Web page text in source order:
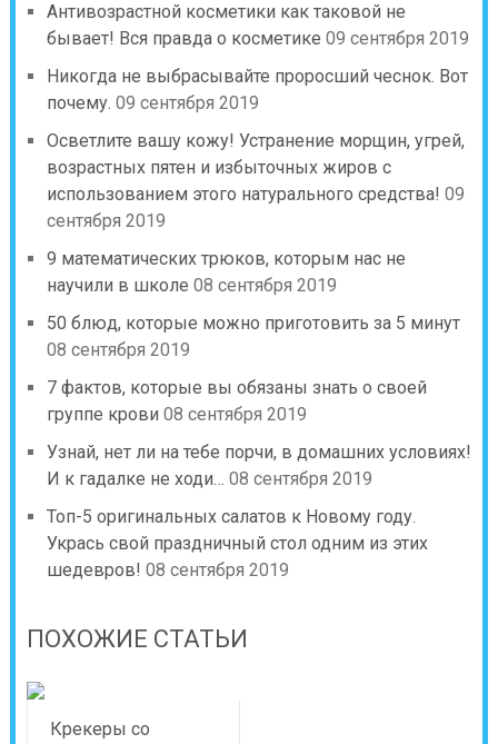
Антивозрастной косметики как таковой не
бывает! Вся правда о косметике 09 сентября 2019
Никогда не выбрасывайте проросший чеснок. Вот
почему. 09 сентября 2019
Осветлите вашу кожу! Устранение морщин, угрей,
возрастных пятен и избыточных жиров с
использованием этого натурального средства! 09
сентября 2019
9 математических трюков, которым нас не
научили в школе 08 сентября 2019
50 блюд, которые можно приготовить за 5 минут
08 сентября 2019
7 фактов, которые вы обязаны знать о своей
группе крови 08 сентября 2019
Узнай, нет ли на тебе порчи, в домашних условиях!
И к гадалке не ходи… 08 сентября 2019
Топ-5 оригинальных салатов к Новому году.
Укрась свой праздничный стол одним из этих
шедевров! 08 сентября 2019
ПОХОЖИЕ СТАТЬИ
Крекеры со